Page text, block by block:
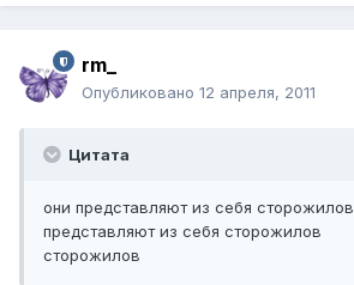
rm_
Опубликовано 12 апреля, 2011
Цитата
они представляют из себя сторожилов
представляют из себя сторожилов
сторожилов